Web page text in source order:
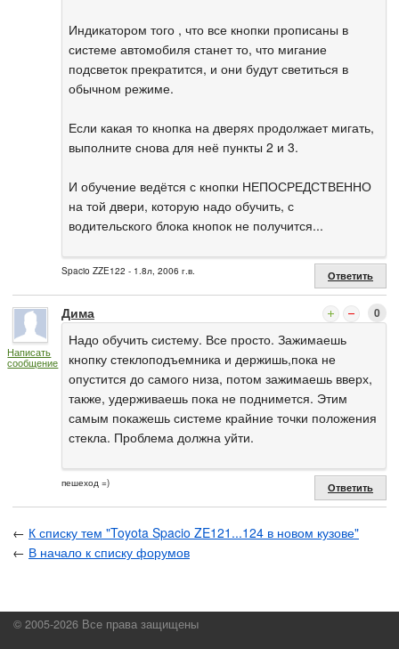
Индикатором того , что все кнопки прописаны в
системе автомобиля станет то, что мигание
подсветок прекратится, и они будут светиться в
обычном режиме.
Если какая то кнопка на дверях продолжает мигать,
выполните снова для неё пункты 2 и 3.
И обучение ведётся с кнопки НЕПОСРЕДСТВЕННО
на той двери, которую надо обучить, с
водительского блока кнопок не получится...
Spacio ZZE122 - 1.8л, 2006 г.в. Ответить
Написать
сообщение
Дима 0
Надо обучить систему. Все просто. Зажимаешь
кнопку стеклоподъемника и держишь,пока не
опустится до самого низа, потом зажимаешь вверх,
также, удерживаешь пока не поднимется. Этим
самым покажешь системе крайние точки положения
стекла. Проблема должна уйти.
пешеход =) Ответить
← К списку тем "Toyota Spacio ZE121...124 в новом кузове"
← В начало к списку форумов
© 2005-2026 Все права защищены